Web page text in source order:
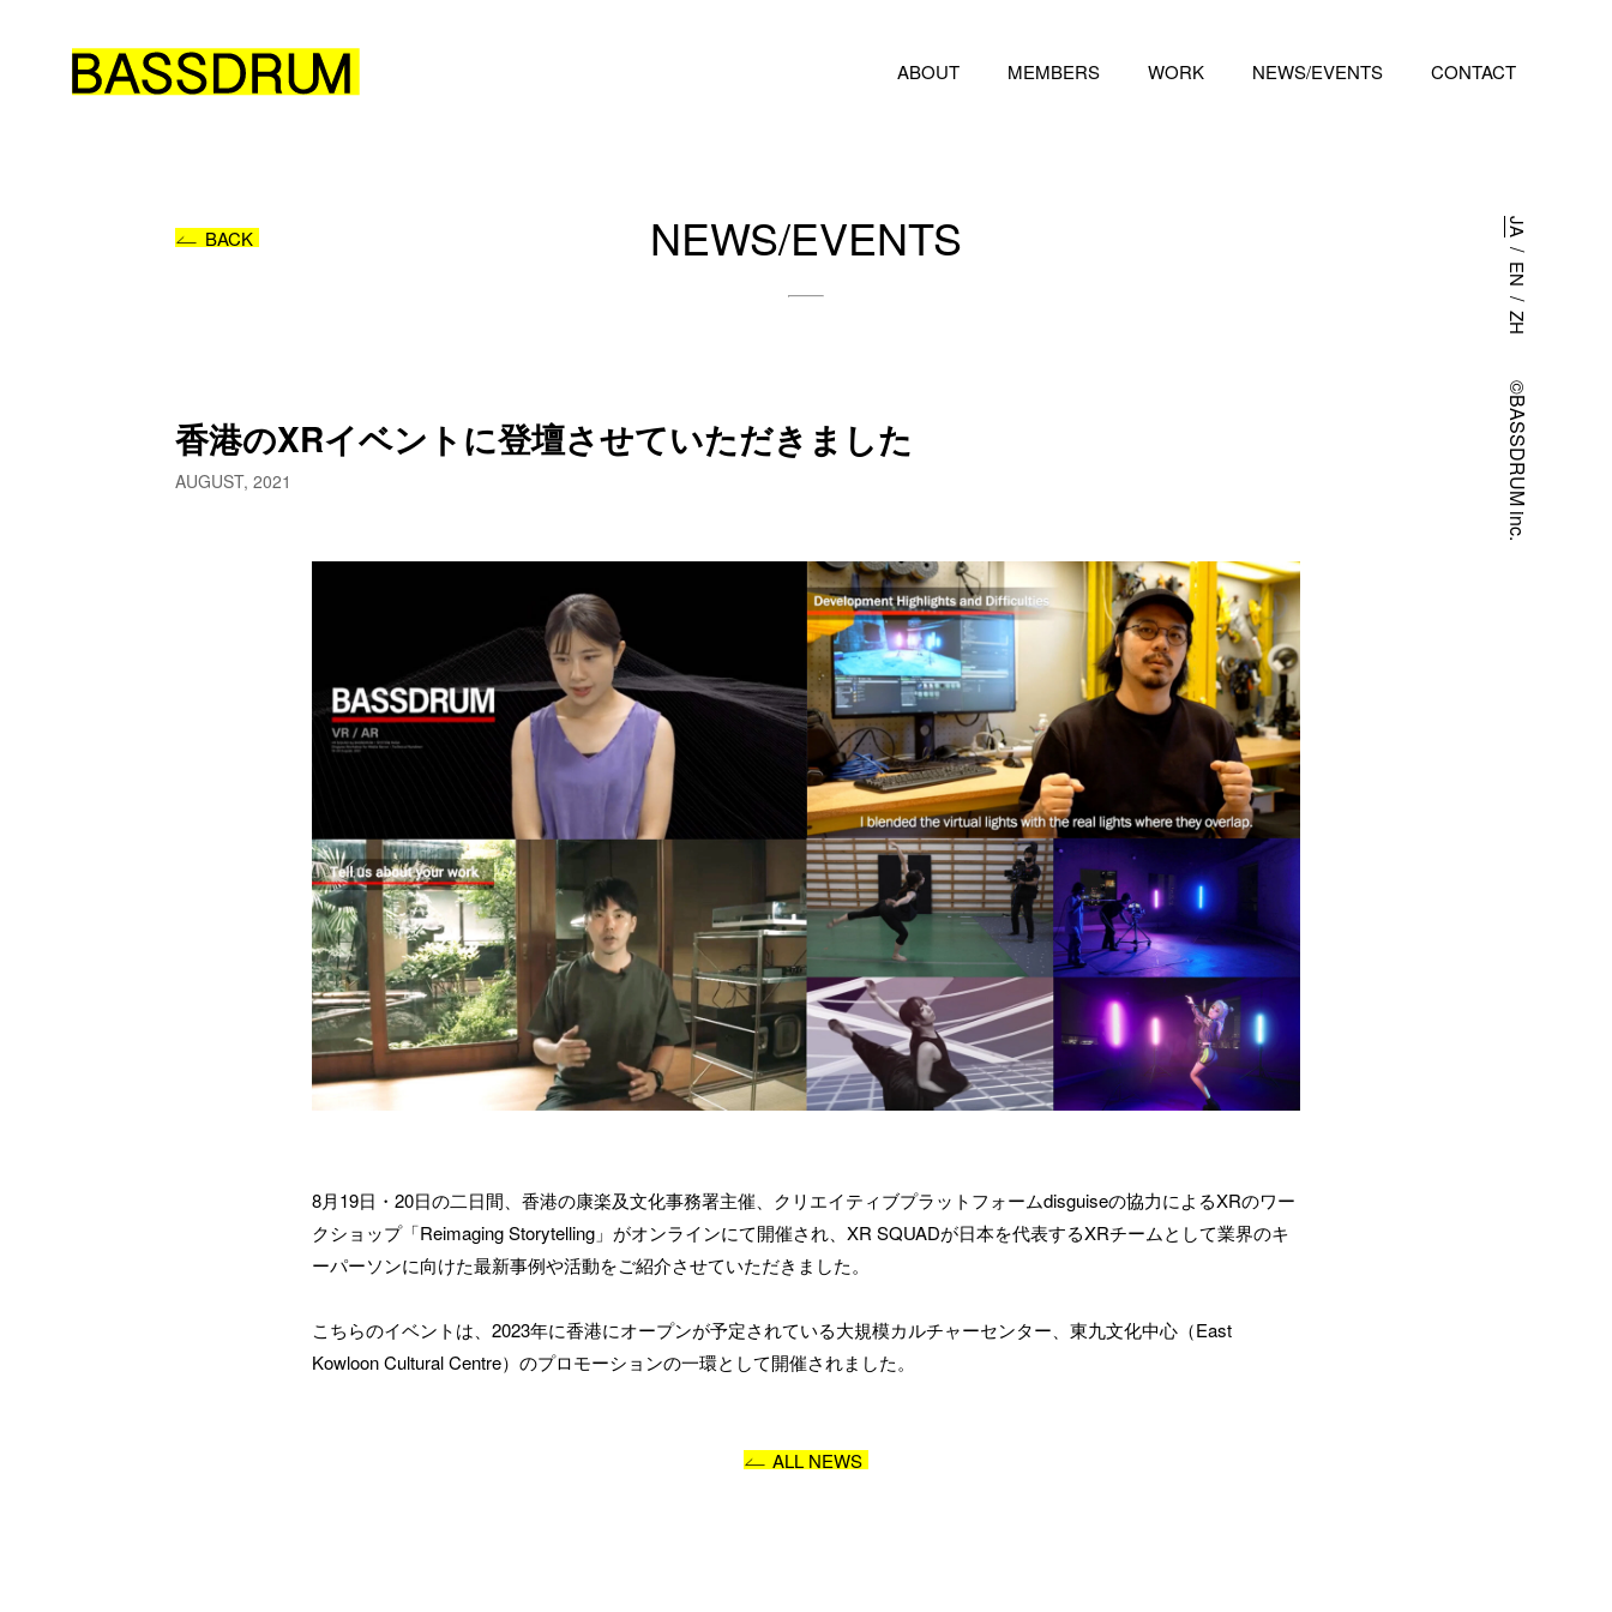
ABOUT MEMBERS WORK NEWS/EVENTS CONTACT
NEWS/EVENTS
BACK
香港のXRイベントに登壇させていただきました
AUGUST, 2021
8月19日・20日の二日間、香港の康楽及文化事務署主催、クリエイティブプラットフォームdisguiseの協力によるXRのワー
クショップ「Reimaging Storytelling」がオンラインにて開催され、XR SQUADが日本を代表するXRチームとして業界のキ
ーパーソンに向けた最新事例や活動をご紹介させていただきました。
こちらのイベントは、2023年に香港にオープンが予定されている大規模カルチャーセンター、東九文化中心（East
Kowloon Cultural Centre）のプロモーションの一環として開催されました。
ALL NEWS
JA
/
EN
/
ZH
©BASSDRUM inc.
メールアドレス
所属
BASSDRUMをどのようにお知りになりましたか？